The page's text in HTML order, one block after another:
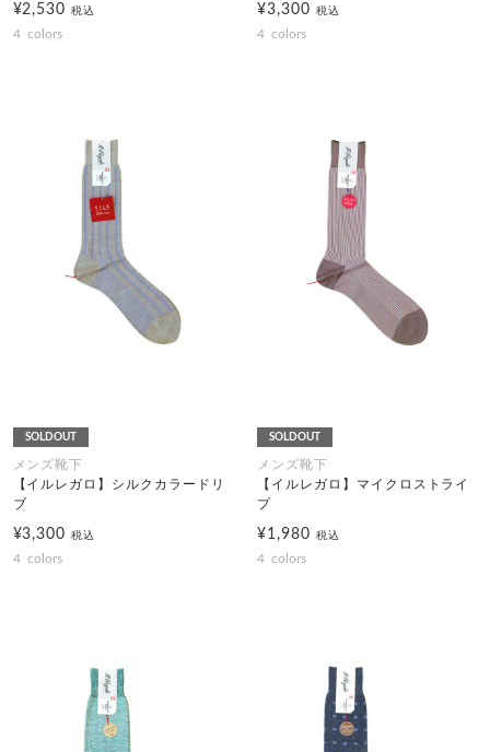
¥2,530税込
4 colors
¥3,300 税込
4 colors
SOLDOUT
メンズ靴下
【イルレガロ】シルクカラードリ
ブ
¥3,300税込
4 colors
SOLDOUT
メンズ靴下
【イルレガロ】マイクロストライ
プ
¥1,980 税込
4 colors